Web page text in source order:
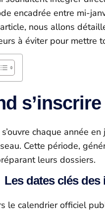
encadrée entre mi-
nous allons
à éviter pour mettre
s’ouvre chaque année
Cette période,
leurs dossiers.
Les dates clés
le calendrier officiel